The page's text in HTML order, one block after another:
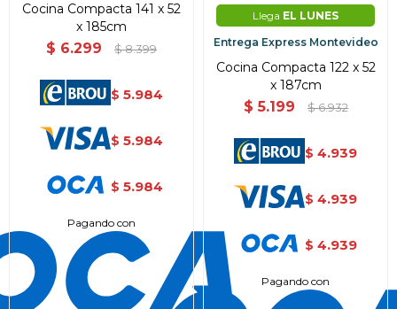
Cocina Compacta 141 x 52
x 185cm
$ 6.299 $ 8.399
$ 5.984
$ 5.984
$ 5.984
Pagando con
Llega EL LUNES
Entrega Express Montevideo
Cocina Compacta 122 x 52
x 187cm
$ 5.199 $ 6.932
$ 4.939
$ 4.939
$ 4.939
Pagando con